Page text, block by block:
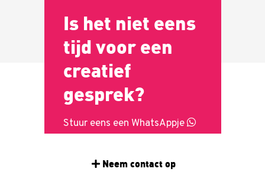
Is het niet eens
tijd voor een
creatief
gesprek?
Stuur eens een WhatsAppje
Neem contact op